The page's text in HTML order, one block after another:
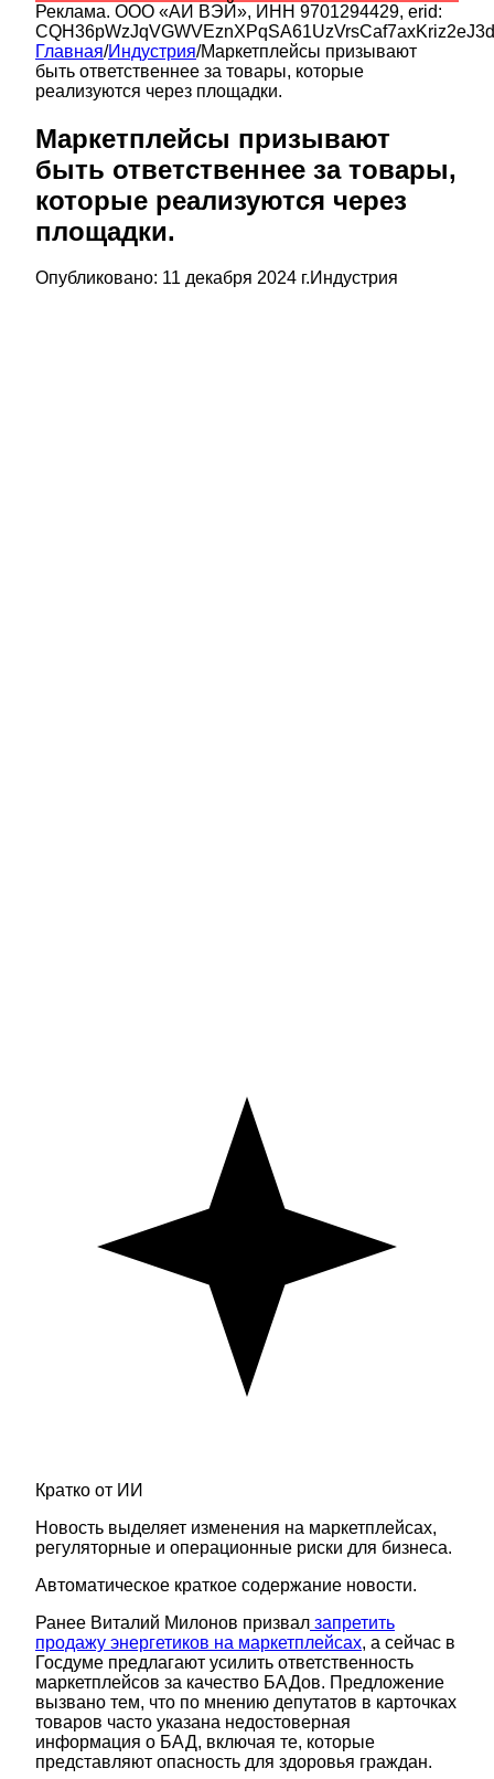
Реклама. ООО «АИ ВЭЙ», ИНН 9701294429, erid:
Главная/Индустрия/Маркетплейсы призывают
быть ответственнее за товары, которые
реализуются через площадки.
Маркетплейсы призывают
быть ответственнее за товары,
которые реализуются через
площадки.
Опубликовано: 11 декабря 2024 г.Индустрия
Кратко от ИИ
Новость выделяет изменения на маркетплейсах,
регуляторные и операционные риски для бизнеса.
Автоматическое краткое содержание новости.
Ранее Виталий Милонов призвал запретить
продажу энергетиков на маркетплейсах, а сейчас в
Госдуме предлагают усилить ответственность
маркетплейсов за качество БАДов. Предложение
вызвано тем, что по мнению депутатов в карточках
товаров часто указана недостоверная
информация о БАД, включая те, которые
представляют опасность для здоровья граждан.